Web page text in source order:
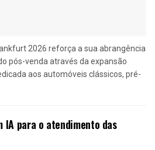
2026 reforça a sua abrangência
pós-venda através da expansão
aos automóveis clássicos, pré-
IA para o atendimento das